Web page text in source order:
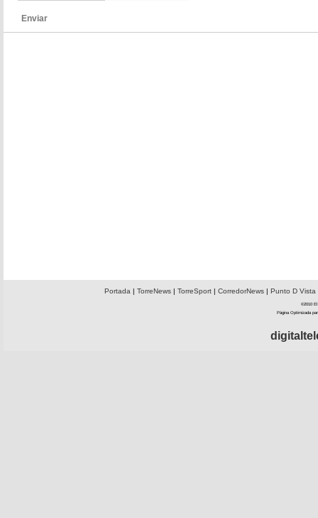
Enviar
Portada | TorreNews| TorreSport| CorredorNews| Punto D Vista
©2010 El
Página Optimizada